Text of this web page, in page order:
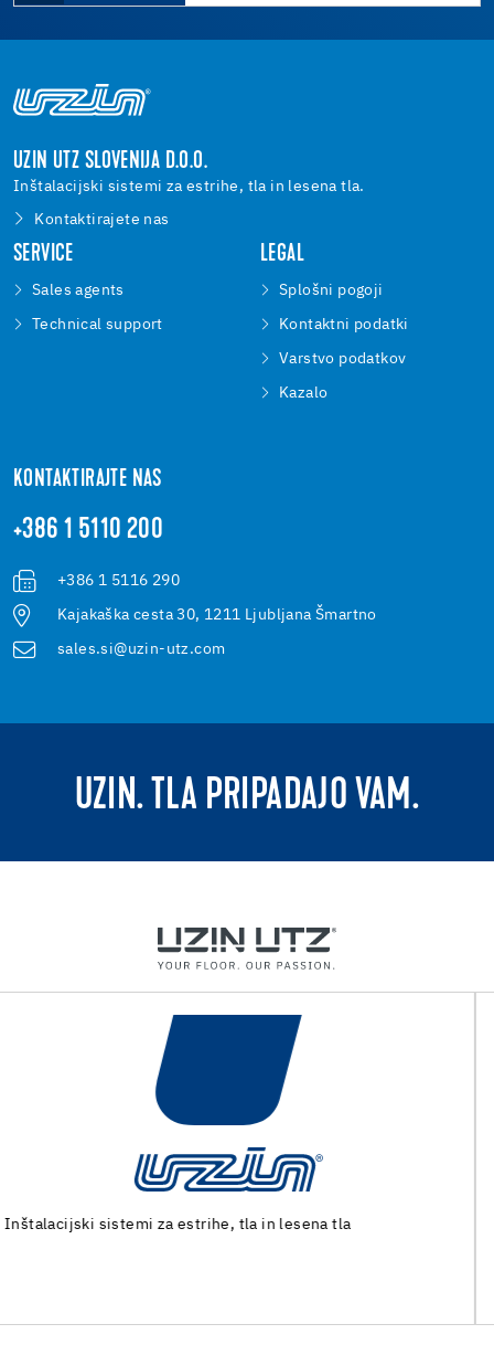
UZIN UTZ SLOVENIJA D.O.O.
Inštalacijski sistemi za estrihe, tla in lesena tla.
Kontaktirajete nas
SERVICE
Sales agents
Technical support
LEGAL
Splošni pogoji
Kontaktni podatki
Varstvo podatkov
Kazalo
KONTAKTIRAJTE NAS
+386 1 5110 200
+386 1 5116 290
Kajakaška cesta 30, 1211 Ljubljana Šmartno
sales.si@uzin-utz.com
UZIN. TLA PRIPADAJO VAM.
Stroji in posebna orodja za pripravo tal in polaganje talnih